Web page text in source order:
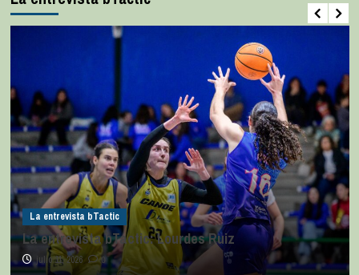
La entrevista bTactic
La entrevista bTactic: Lourdes Ruiz
julio 11, 2026 0